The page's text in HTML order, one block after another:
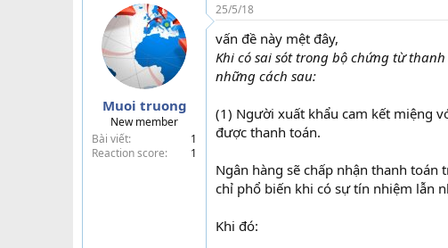
t
i
o
n
s
:
Muoi truong
New member
Bài viết
1
Reaction score
1
25/5/18
vấn đề này mệt đây,
Khi có sai sót trong bộ chứng từ
những cách sau:
(1) Người xuất khẩu cam kết miệng
được thanh toán.
Ngân hàng sẽ chấp nhận thanh
chỉ phổ biến khi có sự tín nhiệm lẫn
Khi đó: